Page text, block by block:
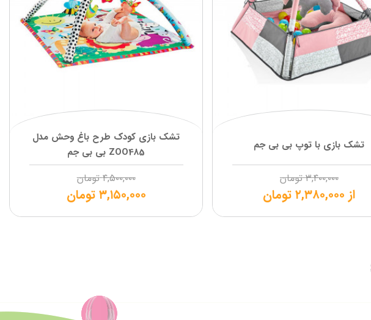
تشک بازی با توپ بی بی جم
۳,۴۰۰,۰۰۰ تومان
از ۲,۳۸۰,۰۰۰ تومان
تشک بازی کودک طرح باغ وحش مدل
ZOO485 بی بی جم
۴,۵۰۰,۰۰۰ تومان
۳,۱۵۰,۰۰۰ تومان